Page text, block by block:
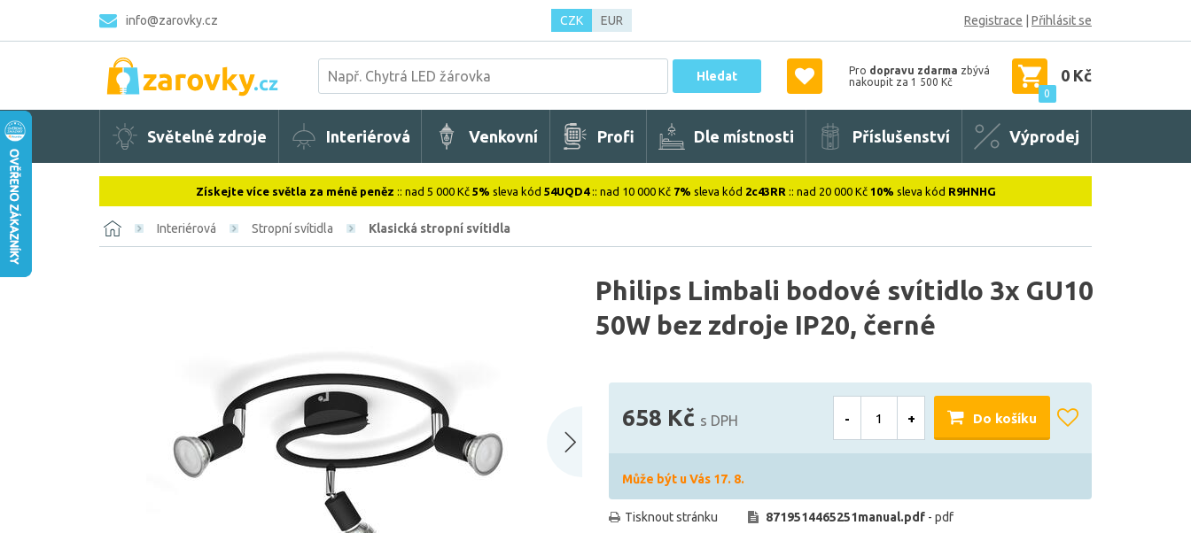
info@zarovky.cz CZK EUR Registrace Přihlásit se
Hledat Pro dopravu zdarma zbývá
nakoupit za 1 500 Kč
0
0 Kč
Světelné zdroje Interiérová Venkovní Profi Dle místnosti Příslušenství Výprodej
Získejte více světla za méně peněz :: nad 5 000 Kč 5% sleva kód 54UQD4:: nad 10 000 Kč 7% sleva kód 2c43RR :: nad 20 000 Kč 10% sleva kód R9HNHG
Interiérová Stropní svítidla Klasická stropní svítidla
Philips Limbali bodové svítidlo 3x GU10
50W bez zdroje IP20, černé
658 Kč s DPH - + Do košíku
Může být u Vás 17. 8.
Tisknout stránku 8719514465251manual.pdf - pdf